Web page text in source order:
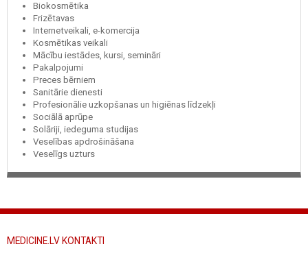
Biokosmētika
Frizētavas
Internetveikali, e-komercija
Kosmētikas veikali
Mācību iestādes, kursi, semināri
Pakalpojumi
Preces bērniem
Sanitārie dienesti
Profesionālie uzkopšanas un higiēnas līdzekļi
Sociālā aprūpe
Solāriji, iedeguma studijas
Veselības apdrošināšana
Veselīgs uzturs
MEDICINE.LV KONTAKTI